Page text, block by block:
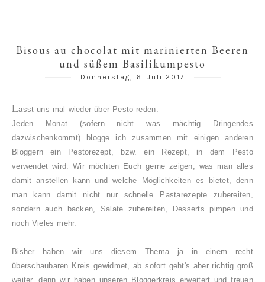
Bisous au chocolat mit marinierten Beeren
und süßem Basilikumpesto
Donnerstag, 6. Juli 2017
Lasst uns mal wieder über Pesto reden.
Jeden Monat (sofern nicht was mächtig Dringendes
dazwischenkommt) blogge ich zusammen mit einigen anderen
Bloggern ein Pestorezept, bzw. ein Rezept, in dem Pesto
verwendet wird. Wir möchten Euch gerne zeigen, was man alles
damit anstellen kann und welche Möglichkeiten es bietet, denn
man kann damit nicht nur schnelle Pastarezepte zubereiten,
sondern auch backen, Salate zubereiten,
Desserts pimpen und
noch Vieles mehr.
Bisher haben wir uns diesem Thema ja in einem recht
überschaubaren Kreis gewidmet, ab sofort geht's aber richtig groß
weiter, denn wir haben unseren Bloggerkreis erweitert und freuen